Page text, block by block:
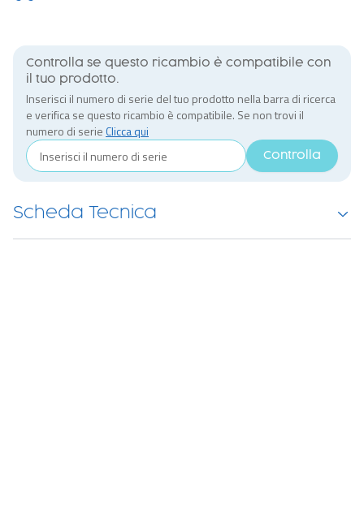
Controlla se questo ricambio è compatibile con
il tuo prodotto.
Inserisci il numero di serie del tuo prodotto nella barra di ricerca
e verifica se questo ricambio è compatibile. Se non trovi il
numero di serie Clicca qui
Controlla
Scheda Tecnica